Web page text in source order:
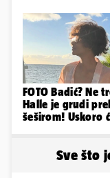
FOTO Badić? Ne
Halle je grudi
šeširom! Uskoro
Sve što